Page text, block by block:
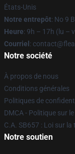
États-Unis
Notre entrepôt: No 9
Heure: 9h – 17h (lu –
Courriel :
Notre société
À propos de nous
Conditions générales
Politiques de
DMCA - Politique sur
C.A. SB657 : Loi sur
Notre soutien